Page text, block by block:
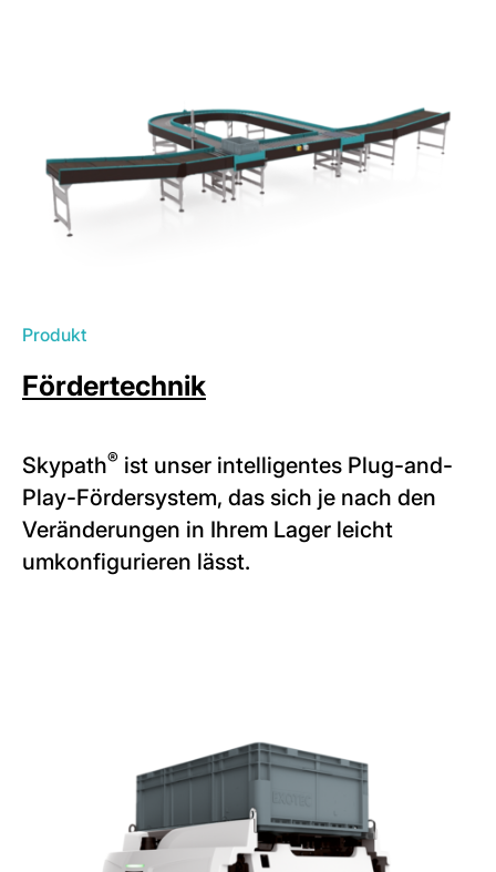
Produkt
Fördertechnik
Skypath® ist unser intelligentes Plug-and-
Play-Fördersystem, das sich je nach den
Veränderungen in Ihrem Lager leicht
umkonfigurieren lässt.